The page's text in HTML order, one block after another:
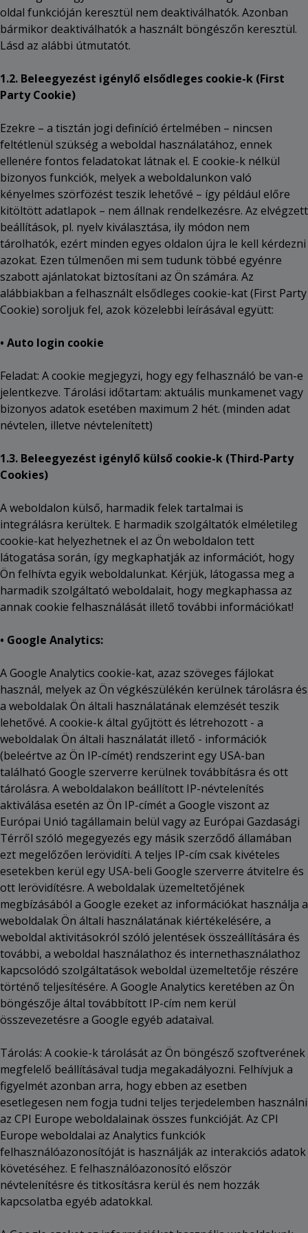
oldal funkcióján keresztül nem deaktiválhatók. Azonban
bármikor deaktiválhatók a használt böngészőn keresztül.
Lásd az alábbi útmutatót.
1.2. Beleegyezést igénylő elsődleges cookie-k (First
Party Cookie)
Ezekre – a tisztán jogi definíció értelmében – nincsen
feltétlenül szükség a weboldal használatához, ennek
ellenére fontos feladatokat látnak el. E cookie-k nélkül
bizonyos funkciók, melyek a weboldalunkon való
kényelmes szörfözést teszik lehetővé – így például előre
kitöltött adatlapok – nem állnak rendelkezésre. Az elvégzett
beállítások, pl. nyelv kiválasztása, ily módon nem
tárolhatók, ezért minden egyes oldalon újra le kell kérdezni
azokat. Ezen túlmenően mi sem tudunk többé egyénre
szabott ajánlatokat biztosítani az Ön számára. Az
alábbiakban a felhasznált elsődleges cookie-kat (First Party
Cookie) soroljuk fel, azok közelebbi leírásával együtt:
• Auto login cookie
Feladat: A cookie megjegyzi, hogy egy felhasználó be van-e
jelentkezve. Tárolási időtartam: aktuális munkamenet vagy
bizonyos adatok esetében maximum 2 hét. (minden adat
névtelen, illetve névtelenített)
1.3. Beleegyezést igénylő külső cookie-k (Third-Party
Cookies)
A weboldalon külső, harmadik felek tartalmai is
integrálásra kerültek. E harmadik szolgáltatók elméletileg
cookie-kat helyezhetnek el az Ön weboldalon tett
látogatása során, így megkaphatják az információt, hogy
Ön felhívta egyik weboldalunkat. Kérjük, látogassa meg a
harmadik szolgáltató weboldalait, hogy megkaphassa az
annak cookie felhasználását illető további információkat!
• Google Analytics:
A Google Analytics cookie-kat, azaz szöveges fájlokat
használ, melyek az Ön végkészülékén kerülnek tárolásra és
a weboldalak Ön általi használatának elemzését teszik
lehetővé. A cookie-k által gyűjtött és létrehozott - a
weboldalak Ön általi használatát illető - információk
(beleértve az Ön IP-címét) rendszerint egy USA-ban
található Google szerverre kerülnek továbbításra és ott
tárolásra. A weboldalakon beállított IP-névtelenítés
aktiválása esetén az Ön IP-címét a Google viszont az
Európai Unió tagállamain belül vagy az Európai Gazdasági
Térről szóló megegyezés egy másik szerződő államában
ezt megelőzően lerövidíti. A teljes IP-cím csak kivételes
esetekben kerül egy USA-beli Google szerverre átvitelre és
ott lerövidítésre. A weboldalak üzemeltetőjének
megbízásából a Google ezeket az információkat használja a
weboldalak Ön általi használatának kiértékelésére, a
weboldal aktivitásokról szóló jelentések összeállítására és
további, a weboldal használathoz és internethasználathoz
kapcsolódó szolgáltatások weboldal üzemeltetője részére
történő teljesítésére. A Google Analytics keretében az Ön
böngészője által továbbított IP-cím nem kerül
összevezetésre a Google egyéb adataival.
Tárolás: A cookie-k tárolását az Ön böngésző szoftverének
megfelelő beállításával tudja megakadályozni. Felhívjuk a
figyelmét azonban arra, hogy ebben az esetben
esetlegesen nem fogja tudni teljes terjedelemben használni
az CPI Europe weboldalainak összes funkcióját. Az CPI
Europe weboldalai az Analytics funkciók
felhasználóazonosítóját is használják az interakciós adatok
követéséhez. E felhasználóazonosító először
névtelenítésre és titkosításra kerül és nem hozzák
kapcsolatba egyéb adatokkal.